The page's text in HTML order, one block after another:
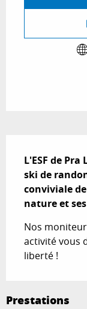
L'ESF de
ski de
conviviale
nature et
Nos
activité vous
liberté !
Prestations